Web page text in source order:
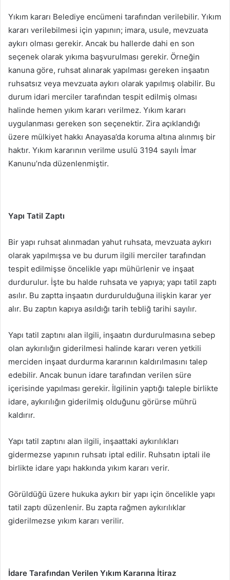
Yıkım kararı Belediye encümeni tarafından verilebilir. Yıkım
kararı verilebilmesi için yapının; imara, usule, mevzuata
aykırı olması gerekir. Ancak bu hallerde dahi en son
seçenek olarak yıkıma başvurulması gerekir. Örneğin
kanuna göre, ruhsat alınarak yapılması gereken inşaatın
ruhsatsız veya mevzuata aykırı olarak yapılmış olabilir. Bu
durum idari merciler tarafından tespit edilmiş olması
halinde hemen yıkım kararı verilmez. Yıkım kararı
uygulanması gereken son seçenektir. Zira açıklandığı
üzere mülkiyet hakkı Anayasa’da koruma altına alınmış bir
haktır. Yıkım kararının verilme usulü 3194 sayılı İmar
Kanunu’nda düzenlenmiştir.
Yapı Tatil Zaptı
Bir yapı ruhsat alınmadan yahut ruhsata, mevzuata aykırı
olarak yapılmışsa ve bu durum ilgili merciler tarafından
tespit edilmişse öncelikle yapı mühürlenir ve inşaat
durdurulur. İşte bu halde ruhsata ve yapıya; yapı tatil zaptı
asılır. Bu zaptta inşaatın durdurulduğuna ilişkin karar yer
alır. Bu zaptın kapıya asıldığı tarih tebliğ tarihi sayılır.
Yapı tatil zaptını alan ilgili, inşaatın durdurulmasına sebep
olan aykırılığın giderilmesi halinde kararı veren yetkili
merciden inşaat durdurma kararının kaldırılmasını talep
edebilir. Ancak bunun idare tarafından verilen süre
içerisinde yapılması gerekir. İlgilinin yaptığı taleple birlikte
idare, aykırılığın giderilmiş olduğunu görürse mührü
kaldırır.
Yapı tatil zaptını alan ilgili, inşaattaki aykırılıkları
gidermezse yapının ruhsatı iptal edilir. Ruhsatın iptali ile
birlikte idare yapı hakkında yıkım kararı verir.
Görüldüğü üzere hukuka aykırı bir yapı için öncelikle yapı
tatil zaptı düzenlenir. Bu zapta rağmen aykırılıklar
giderilmezse yıkım kararı verilir.
İdare Tarafından Verilen Yıkım Kararına İtiraz